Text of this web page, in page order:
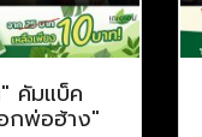
คัมแบ็ค
กพ่อฮ้าง"